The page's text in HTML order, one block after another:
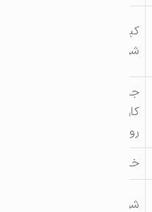
شوشتر اهواز
جاده کشت و صنعت
کارون-نی آباد-جنب
روستای گمار
خیابان8
شوشتر